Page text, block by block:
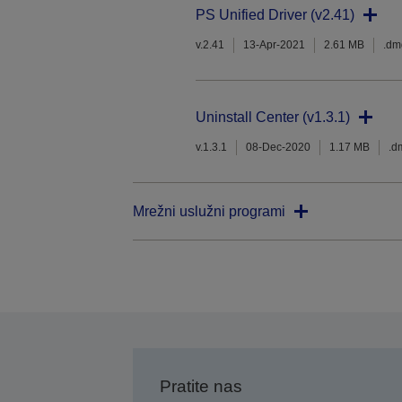
PS Unified Driver (v2.41)
v.2.41 13-Apr-2021 2.61 MB
Uninstall Center (v1.3.1)
v.1.3.1 08-Dec-2020 1.17 MB
Mrežni uslužni programi
Pratite nas